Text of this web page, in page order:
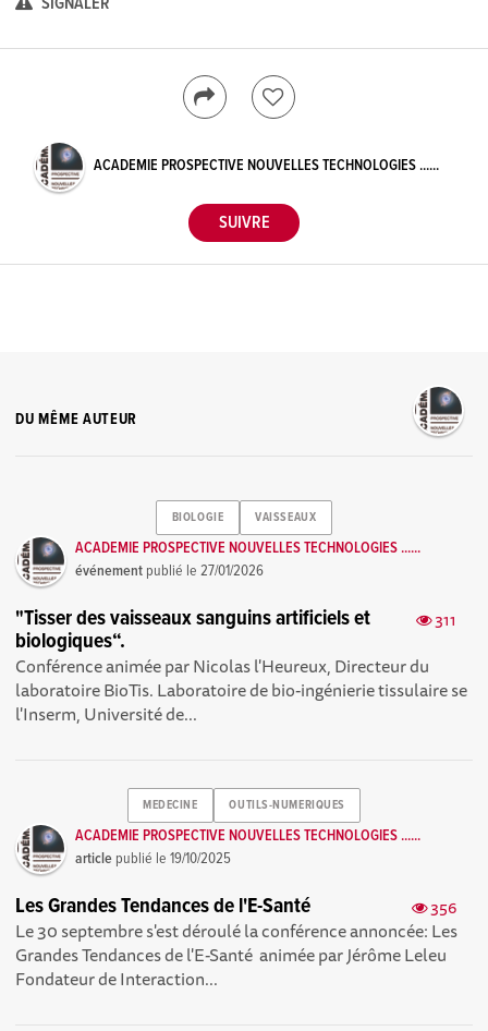
ACADEMIE PROSPECTIVE NOUVELLES TECHNOLOGIES ......
DU MÊME AUTEUR
BIOLOGIE VAISSEAUX
ACADEMIE PROSPECTIVE NOUVELLES TECHNOLOGIES ......
événement publié le27/01/2026
311
"Tisser des vaisseaux sanguins artificiels et
biologiques“.
Conférence animée par Nicolas l'Heureux, Directeur du
laboratoire BioTis. Laboratoire de bio-ingénierie tissulaire se
l'Inserm, Université de...
MEDECINE OUTILS-NUMERIQUES
ACADEMIE PROSPECTIVE NOUVELLES TECHNOLOGIES ......
article publié le19/10/2025
356
Les Grandes Tendances de l'E-Santé
Le 30 septembre s'est déroulé la conférence annoncée: Les
Grandes Tendances de l'E-Santé animée par Jérôme Leleu
Fondateur de Interaction...